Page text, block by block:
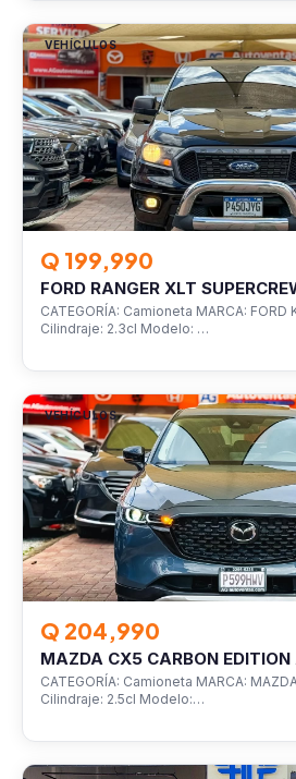
VEHÍCULOS
Q 199,990
FORD RANGER XLT
CATEGORÍA: Camioneta MARCA:
Cilindraje: 2.3cl Modelo: …
VEHÍCULOS
Q 204,990
MAZDA CX5 CARBON
CATEGORÍA: Camioneta MARCA:
Cilindraje: 2.5cl Modelo:…